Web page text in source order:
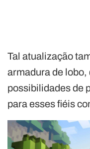
Tal atualização
armadura de
possibilidades de
para esses fiéis